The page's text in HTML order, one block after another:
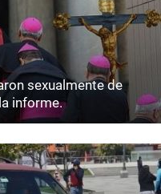
sexualmente de
informe.